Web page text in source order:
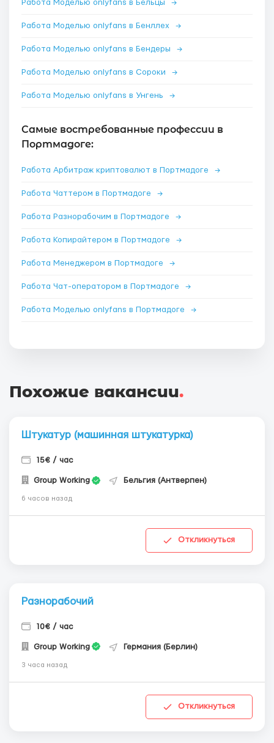
Работа Моделью onlyfans в Бельцы →
Работа Моделью onlyfans в Бенллех →
Работа Моделью onlyfans в Бендеры →
Работа Моделью onlyfans в Сороки →
Работа Моделью onlyfans в Унгень →
Самые востребованные профессии в
Портмадоге:
Работа Арбитраж криптовалют в Портмадоге →
Работа Чаттером в Портмадоге →
Работа Разнорабочим в Портмадоге →
Работа Копирайтером в Портмадоге →
Работа Менеджером в Портмадоге →
Работа Чат-оператором в Портмадоге →
Работа Моделью onlyfans в Портмадоге →
Похожие вакансии.
Штукатур (машинная штукатурка)
15€ / час
Group Working Бельгия (Антверпен)
6 часов назад
Откликнуться
Разнорабочий
10€ / час
Group Working Германия (Берлин)
3 часа назад
Откликнуться